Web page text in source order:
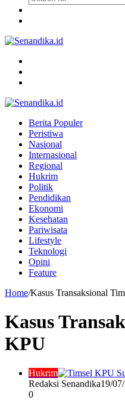
Berita Populer
Peristiwa
Nasional
Internasional
Regional
Hukrim
Politik
Pendidikan
Ekonomi
Kesehatan
Pariwisata
Lifestyle
Teknologi
Opini
Feature
Home/Kasus Transaksional
Kasus
KPU
Hukrim
Redaksi Senandika19/
0